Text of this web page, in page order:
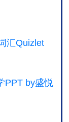
汇Quizlet
PPT by盛悦